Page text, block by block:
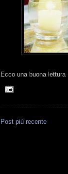
Ecco una buona lettura
Post più recente